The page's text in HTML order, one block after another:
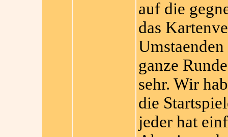
auf die
das
ganze
sehr. Wir
die
jeder hat